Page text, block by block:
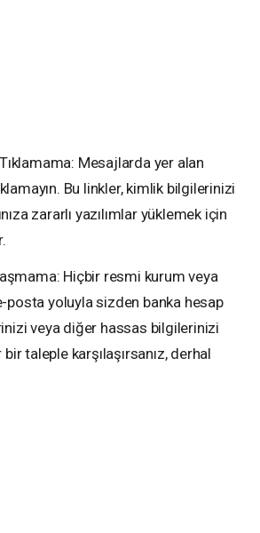
Mesajlarda yer alan
Bu linkler, kimlik bilgilerinizi
zararlı yazılımlar yüklemek için
Hiçbir resmi kurum veya
posta yoluyla sizden banka hesap
veya diğer hassas bilgilerinizi
taleple karşılaşırsanız, derhal